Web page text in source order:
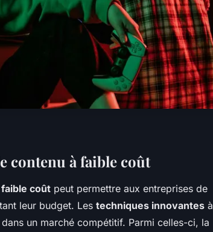
contenu à faible coût
coût peut permettre aux entreprises de
leur budget. Les techniques innovantes à
un marché compétitif. Parmi celles-ci, la